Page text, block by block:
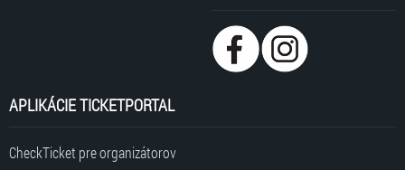
APLIKÁCIE TICKETPORTAL
CheckTicket pre organizátorov